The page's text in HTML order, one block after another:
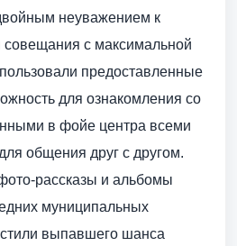
неуважением к
совещания с максимальной
предоставленные
для ознакомления со
в фойе центра всеми
общения друг с другом.
рассказы и альбомы
муниципальных
выпавшего шанса